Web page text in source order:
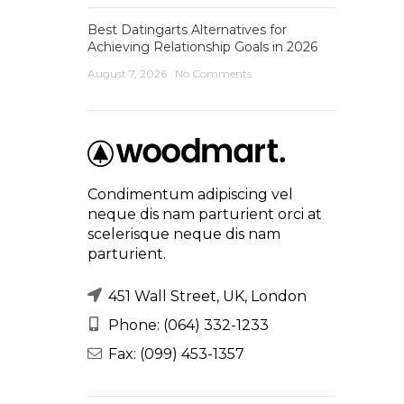
Best Datingarts Alternatives for
Achieving Relationship Goals in 2026
August 7, 2026 No Comments
Condimentum adipiscing vel
neque dis nam parturient orci at
scelerisque neque dis nam
parturient.
451 Wall Street, UK, London
Phone: (064) 332-1233
Fax: (099) 453-1357